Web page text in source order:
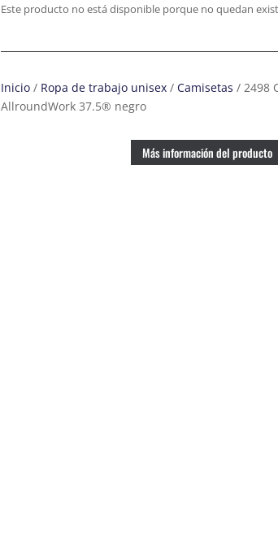
Este producto no está disponible porque no quedan
Inicio/ Ropa de trabajo unisex/ Camisetas / 2498
AllroundWork 37.5® negro
Más información del producto